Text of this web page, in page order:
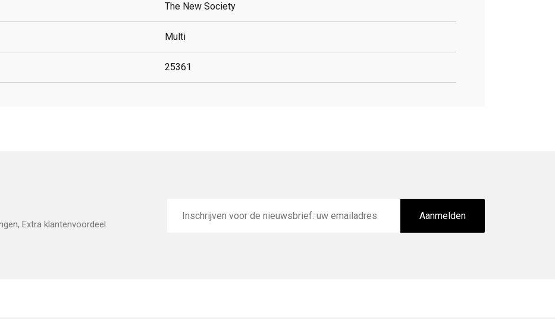
The New Society
Multi
25361
Extra klantenvoordeel
mailadres
Aanmelden